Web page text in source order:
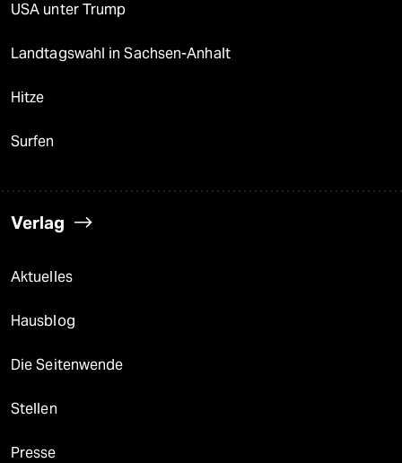
USA unter Trump
Landtagswahl in Sachsen-Anhalt
Hitze
Surfen
Verlag
Aktuelles
Hausblog
Die Seitenwende
Stellen
Presse